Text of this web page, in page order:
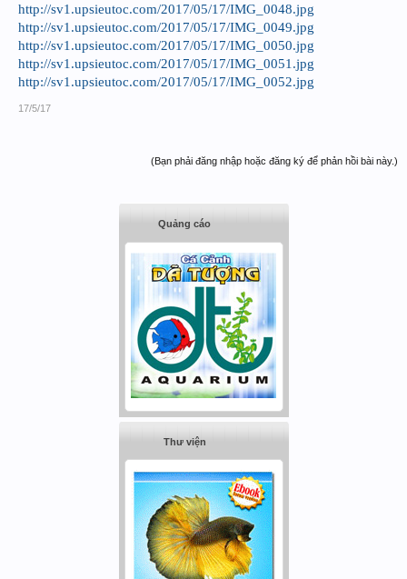
http://sv1.upsieutoc.com/2017/05/17/IMG_0048.jpg
http://sv1.upsieutoc.com/2017/05/17/IMG_0049.jpg
http://sv1.upsieutoc.com/2017/05/17/IMG_0050.jpg
http://sv1.upsieutoc.com/2017/05/17/IMG_0051.jpg
http://sv1.upsieutoc.com/2017/05/17/IMG_0052.jpg
17/5/17
(Bạn phải đăng nhập hoặc đăng ký để phản hồi bài này.)
Quảng cáo
Thư viện